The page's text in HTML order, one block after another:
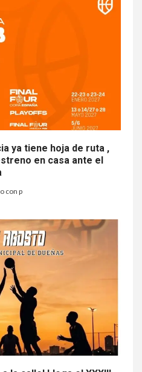
ya tiene hoja de ruta ,
en casa ante el
con p